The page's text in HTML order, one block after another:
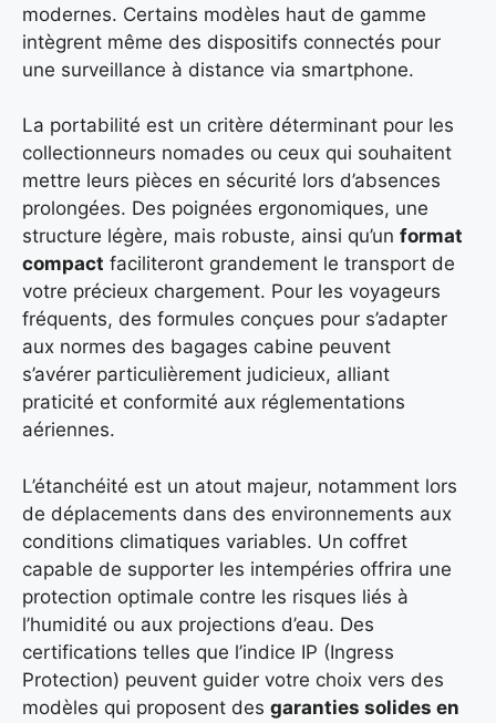
modernes. Certains modèles haut de gamme
intègrent même des dispositifs connectés pour
une surveillance à distance via smartphone.
La portabilité est un critère déterminant pour les
collectionneurs nomades ou ceux qui souhaitent
mettre leurs pièces en sécurité lors d’absences
prolongées. Des poignées ergonomiques, une
structure légère, mais robuste, ainsi qu’un format
compact faciliteront grandement le transport de
votre précieux chargement. Pour les voyageurs
fréquents, des formules conçues pour s’adapter
aux normes des bagages cabine peuvent
s’avérer particulièrement judicieux, alliant
praticité et conformité aux réglementations
aériennes.
L’étanchéité est un atout majeur, notamment lors
de déplacements dans des environnements aux
conditions climatiques variables. Un coffret
capable de supporter les intempéries offrira une
protection optimale contre les risques liés à
l’humidité ou aux projections d’eau. Des
certifications telles que l’indice IP (Ingress
Protection) peuvent guider votre choix vers des
modèles qui proposent des garanties solides en